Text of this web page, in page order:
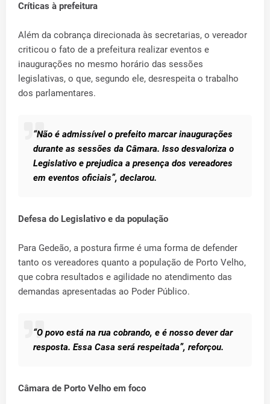
Críticas à prefeitura
Além da cobrança direcionada às secretarias, o vereador
criticou o fato de a prefeitura realizar eventos e
inaugurações no mesmo horário das sessões
legislativas, o que, segundo ele, desrespeita o trabalho
dos parlamentares.
“Não é admissível o prefeito marcar inaugurações
durante as sessões da Câmara. Isso desvaloriza o
Legislativo e prejudica a presença dos vereadores
em eventos oficiais”, declarou.
Defesa do Legislativo e da população
Para Gedeão, a postura firme é uma forma de defender
tanto os vereadores quanto a população de Porto Velho,
que cobra resultados e agilidade no atendimento das
demandas apresentadas ao Poder Público.
“O povo está na rua cobrando, e é nosso dever dar
resposta. Essa Casa será respeitada”, reforçou.
Câmara de Porto Velho em foco